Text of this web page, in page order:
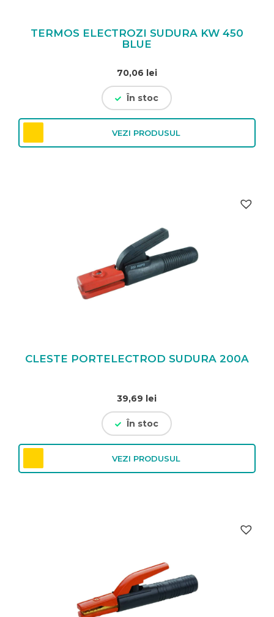
TERMOS ELECTROZI SUDURA KW 450
BLUE
70,06 lei
În stoc
VEZI PRODUSUL
CLESTE PORTELECTROD SUDURA 200A
39,69 lei
În stoc
VEZI PRODUSUL